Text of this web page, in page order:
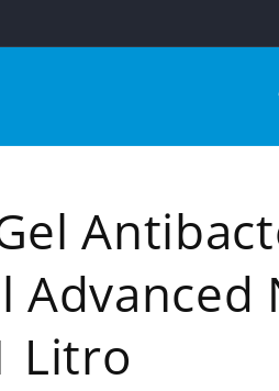
Advanced
Litro